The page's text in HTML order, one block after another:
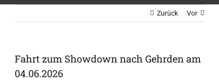
Zurück Vor
Fahrt zum Showdown nach Gehrden am
04.06.2026